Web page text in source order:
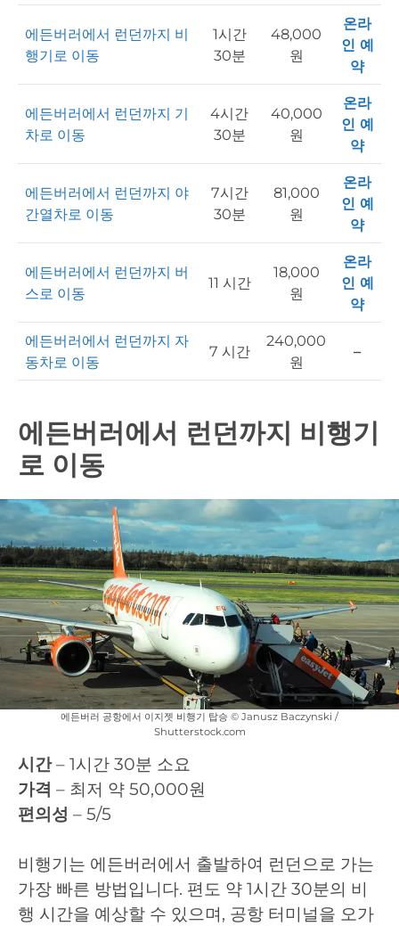
에든버러에서 런던까지 비
행기로 이동
1시간
30분
48,000
원
온라
인 예
약
에든버러에서 런던까지 기
차로 이동
4시간
30분
40,000
원
온라
인 예
약
에든버러에서 런던까지 야
간열차로 이동
7시간
30분
81,000
원
온라
인 예
약
에든버러에서 런던까지 버
스로 이동
11 시간
18,000
원
온라
인 예
약
에든버러에서 런던까지 자
동차로 이동
7 시간
240,000
원
–
에든버러에서 런던까지 비행기
로 이동
에든버러 공항에서 이지젯 비행기 탑승 © Janusz Baczynski /
Shutterstock.com
시간– 1시간 30분 소요
가격 – 최저 약 50,000원
편의성 – 5/5
비행기는 에든버러에서 출발하여 런던으로 가는
가장 빠른 방법입니다. 편도 약 1시간 30분의 비
행 시간을 예상할 수 있으며, 공항 터미널을 오가